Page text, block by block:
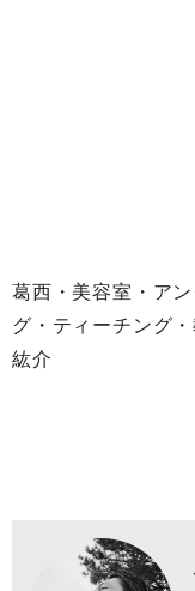
葛西・美容室・ア
グ・ティーチング
紘介